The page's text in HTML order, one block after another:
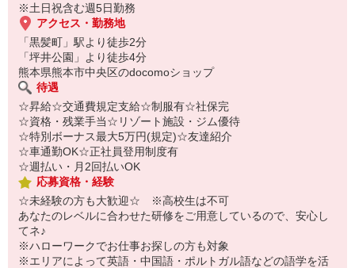
※土日祝含む週5日勤務
アクセス・勤務地
「黒髪町」駅より徒歩2分
「坪井公園」より徒歩4分
熊本県熊本市中央区のdocomoショップ
待遇
☆昇給☆交通費規定支給☆制服有☆社保完
☆資格・残業手当☆リゾート施設・ジム優待
☆特別ボーナス最大5万円(規定)☆友達紹介
☆車通勤OK☆正社員登用制度有
☆週払い・月2回払いOK
応募資格・経験
☆未経験の方も大歓迎☆ ※高校生は不可
あなたのレベルに合わせた研修をご用意しているので、安心し
てネ♪
※ハローワークでお仕事お探しの方も対象
※エリアによって英語・中国語・ポルトガル語などの語学を活